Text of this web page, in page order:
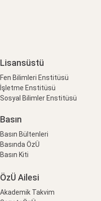
Lisansüstü
Fen Bilimleri Enstitüsü
İşletme Enstitüsü
Sosyal Bilimler Enstitüsü
Basın
Basın Bültenleri
Basında ÖzÜ
Basın Kiti
ÖzÜ Ailesi
Akademik Takvim